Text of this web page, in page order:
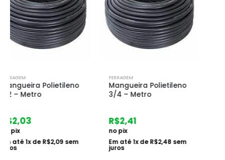
FERRAGEM
Mangueira Polietileno
3/4 – Metro
R$2,41
no pix
Em até1x deR$2,48
FORA DE ESTOQUE
FERRAGEM
Roldana Haste
Roscavel Afast 10
R$
no pix